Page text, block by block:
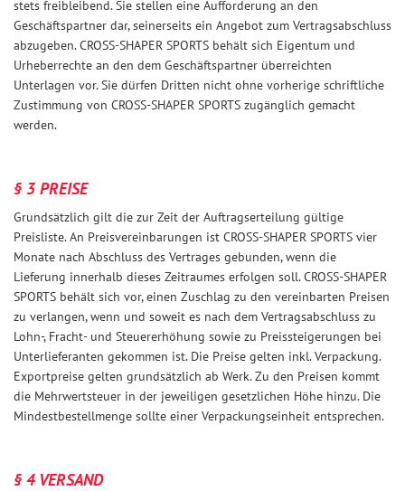
stets freibleibend. Sie stellen eine Aufforderung an den
Geschäftspartner dar, seinerseits ein Angebot zum Vertragsabschluss
abzugeben. CROSS-SHAPER SPORTS behält sich Eigentum und
Urheberrechte an den dem Geschäftspartner überreichten
Unterlagen vor. Sie dürfen Dritten nicht ohne vorherige schriftliche
Zustimmung von CROSS-SHAPER SPORTS zugänglich gemacht
werden.
§ 3 PREISE
Grundsätzlich gilt die zur Zeit der Auftragserteilung gültige
Preisliste. An Preisvereinbarungen ist CROSS-SHAPER SPORTS vier
Monate nach Abschluss des Vertrages gebunden, wenn die
Lieferung innerhalb dieses Zeitraumes erfolgen soll. CROSS-SHAPER
SPORTS behält sich vor, einen Zuschlag zu den vereinbarten Preisen
zu verlangen, wenn und soweit es nach dem Vertragsabschluss zu
Lohn-, Fracht- und Steuererhöhung sowie zu Preissteigerungen bei
Unterlieferanten gekommen ist. Die Preise gelten inkl. Verpackung.
Exportpreise gelten grundsätzlich ab Werk. Zu den Preisen kommt
die Mehrwertsteuer in der jeweiligen gesetzlichen Höhe hinzu. Die
Mindestbestellmenge sollte einer Verpackungseinheit entsprechen.
§ 4 VERSAND